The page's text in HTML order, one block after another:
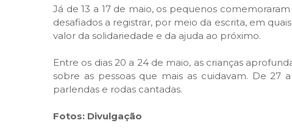
Já de 13 a 17 de maio, os pequenos
desafiados a registrar, por meio da escrita, em
valor da solidariedade e da ajuda ao próximo.
Entre os dias 20 a 24 de maio, as crianças
sobre as pessoas que mais as cuidavam. De
parlendas e rodas cantadas.
Fotos: Divulgação